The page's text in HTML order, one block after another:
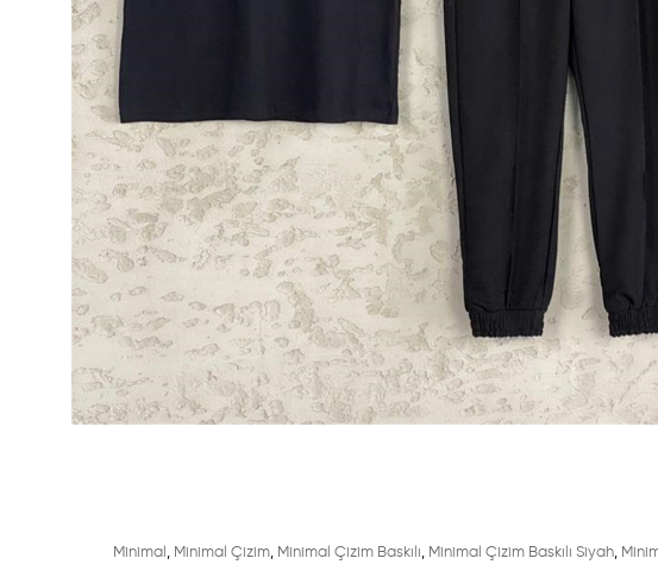
Minimal , Minimal Çizim, Minimal Çizim Baskılı, Minimal Çizim Baskılı Siyah,